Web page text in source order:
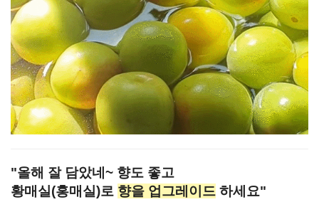
"올해 잘 담았네~ 향도 좋고
황매실(홍매실)로 향을 업그레이드 하세요"